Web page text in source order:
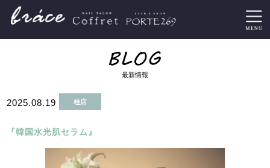
最新情報
2025.08.19 桂店
『韓国水光肌セラム』